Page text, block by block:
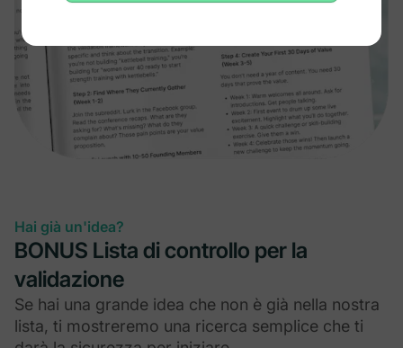
Hai già un'idea?
BONUS Lista di controllo per la
validazione
Se hai una grande idea che non è già nella nostra
lista, ti mostreremo una ricerca semplice che ti